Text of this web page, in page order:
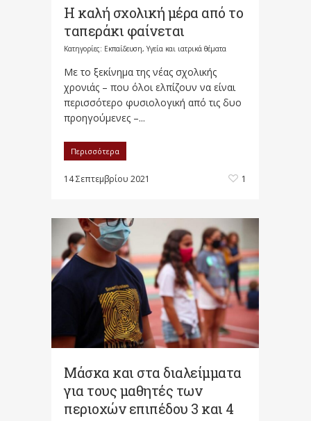
Η καλή σχολική μέρα από το
ταπεράκι φαίνεται
Κατηγορίες: Εκπαίδευση, Υγεία και ιατρικά θέματα
Με το ξεκίνημα της νέας σχολικής
χρονιάς – που όλοι ελπίζουν να είναι
περισσότερο φυσιολογική από τις δυο
προηγούμενες –...
Περισσότερα
14 Σεπτεμβρίου 2021 1
Μάσκα και στα διαλείμματα
για τους μαθητές των
περιοχών επιπέδου 3 και 4